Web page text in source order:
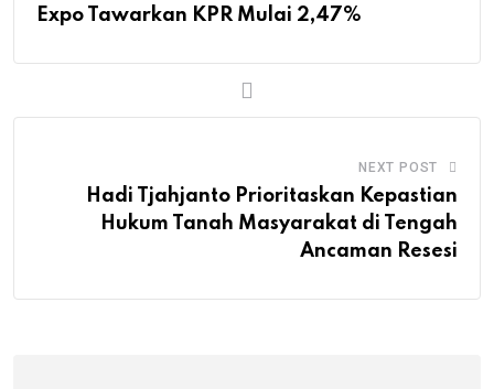
Expo Tawarkan KPR Mulai 2,47%
NEXT POST
Hadi Tjahjanto Prioritaskan Kepastian
Hukum Tanah Masyarakat di Tengah
Ancaman Resesi